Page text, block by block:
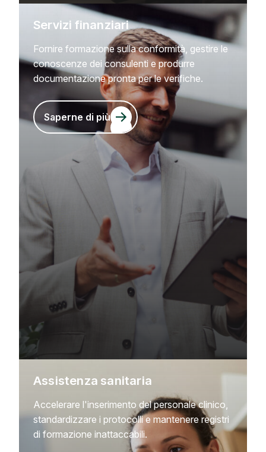
Servizi finanziari
Fornire formazione sulla conformità, gestire le
conoscenze dei consulenti e produrre
documentazione pronta per le verifiche.
Saperne di più
Assistenza sanitaria
Accelerare l'inserimento del personale clinico,
standardizzare i protocolli e mantenere registri
di formazione inattaccabili.